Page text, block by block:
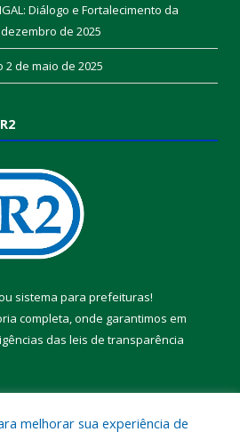
Diálogo e Fortalecimento da
de 2025
2 de maio de 2025
sistema para prefeituras!
completa, onde garantimos em
das leis de transparência
melhorar sua experiência de